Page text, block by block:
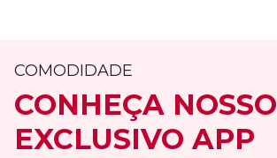
COMODIDADE
CONHEÇA NOSSO
EXCLUSIVO APP